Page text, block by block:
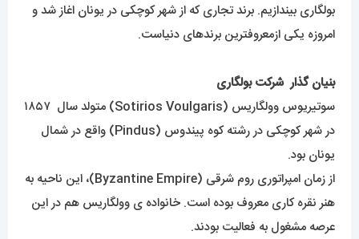
بولگاری بیندازیم. برند تجاری که از شهر کوچکی در یونان اغاز شد و
امروزه یکی ازمعروفترین برندهای دنیاست.
بنیان گذار شرکت بولگاری
سوتیریوس وولگاریس (Sotirios Voulgaris) متولد سال ۱۸۵۷
در شهر کوچکی در رشته کوه پیندوس (Pindus) واقع در شمال
یونان بود.
از زمان امپراتوری روم شرقی (Byzantine Empire)، این ناحیه به
هنر نقره کاری معروف بوده است. خانواده ی وولگاریس هم در این
عرصه مشغول به فعالیت بودند.